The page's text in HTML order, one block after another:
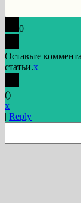
0
Оставьте
статьи.x
()
x
| Reply